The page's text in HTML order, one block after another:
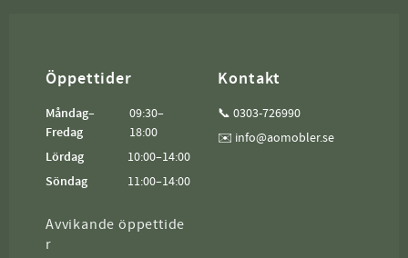
Öppettider
Måndag–
Fredag
09:30–
18:00
Lördag
10:00–14:00
Söndag
11:00–14:00
Avvikande öppettide
r
Kontakt
📞 0303-726990
✉️ info@aomobler.se